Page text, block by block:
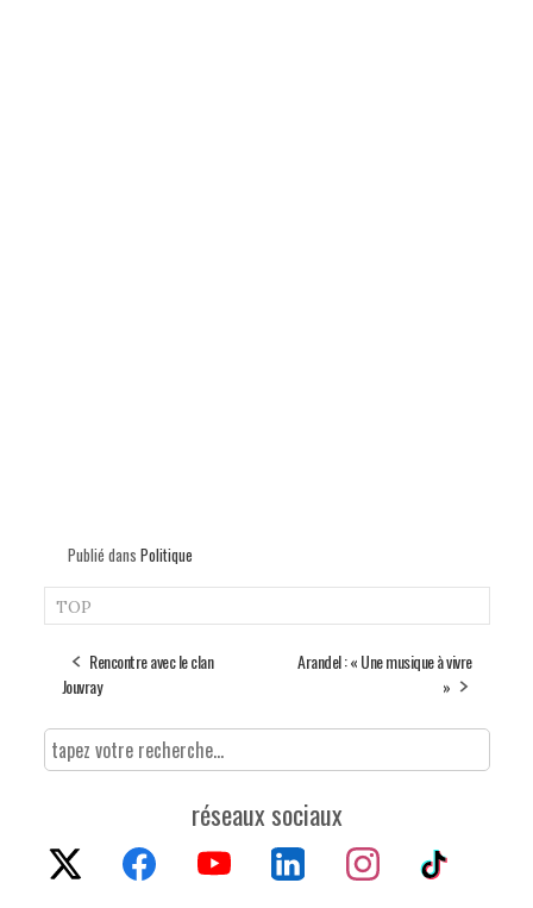
Publié dans Politique
TOP
Rencontre avec le clan
Jouvray
Arandel : « Une musique à vivre
»
réseaux sociaux